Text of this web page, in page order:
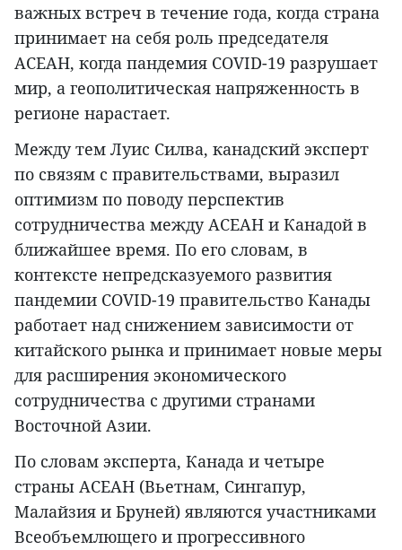
важных встреч в течение года, когда страна
принимает на себя роль председателя
АСЕАН, когда пандемия COVID-19 разрушает
мир, а геополитическая напряженность в
регионе нарастает.
Между тем Луис Силва, канадский эксперт
по связям с правительствами, выразил
оптимизм по поводу перспектив
сотрудничества между АСЕАН и Канадой в
ближайшее время. По его словам, в
контексте непредсказуемого развития
пандемии COVID-19 правительство Канады
работает над снижением зависимости от
китайского рынка и принимает новые меры
для расширения экономического
сотрудничества с другими странами
Восточной Азии.
По словам эксперта, Канада и четыре
страны АСЕАН (Вьетнам, Сингапур,
Малайзия и Бруней) являются участниками
Всеобъемлющего и прогрессивного